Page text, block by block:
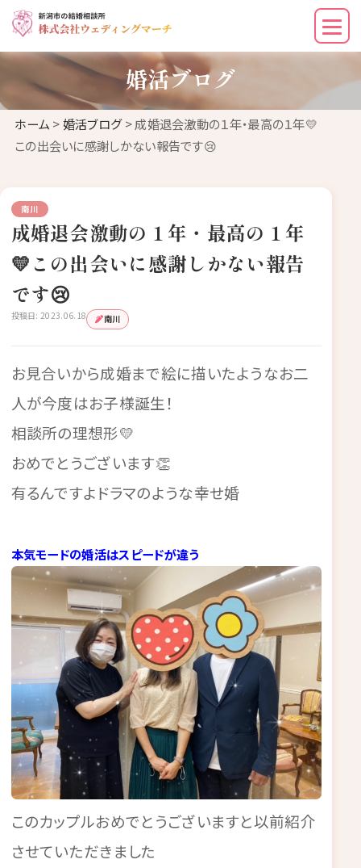
婚活ブログ
ホーム >婚活ブログ> 成婚退会激動の１年・最高の１年💛
この出会いに感謝しかない報告です😢
南川
成婚退会激動の１年・最高の１年
💛この出会いに感謝しかない報告
です😢
投稿日: 2023.06.18 南川
お見合いから成婚まで絵に描いたようなお二
人が今度はお子様誕生！
相談所の理想形💛
おめでとうございます👏
有るんですよドラマのような幸せ婚
本気モードの婚活はスピードが違う
このカップルおめでとうございますと以前紹介
させていただきました